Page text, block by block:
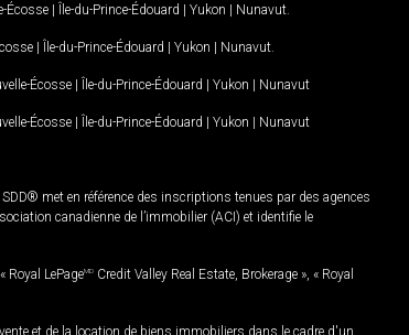
Écosse | Île-du-Prince-Édouard | Yukon | Nunavut
| Île-du-Prince-Édouard | Yukon | Nunavut
Écosse | Île-du-Prince-Édouard | Yukon | Nunavut
Écosse | Île-du-Prince-Édouard | Yukon | Nunavut
met en référence des inscriptions tenues par des agences
canadienne de l’immobilier (ACI) et identifie le
Royal LePageMD Credit Valley Real Estate, Brokerage », « Royal
et de la location de biens immobiliers dans le cadre d'un